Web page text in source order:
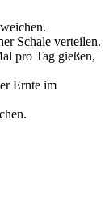
Schale verteilen.
pro Tag gießen,
Ernte im